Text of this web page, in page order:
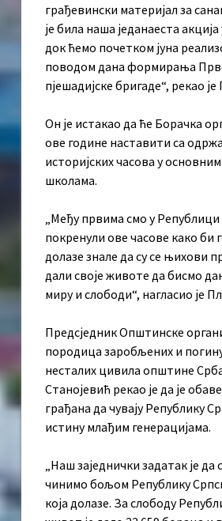
грађевински материјал за
је била наша једанаеста
док ћемо почетком јуна
поводом дана формирања
пјешадијске бригаде“, рекао
Он је истакао да ће Борачка
ове године наставити са
историјских часова у
школама.
„Међу првима смо у Републици
покренули ове часове како би
долазе знале да су се њихови
дали своје животе да бисмо
миру и слободи“, нагласио је
Предсједник Општинске
породица заробљених и
несталих цивила општине
Станојевић рекао је да је
грађана да чувају Републику
истину млађим генерацијама.
„Наш заједнички задатак је да
чинимо бољом Републику
која долазе. За слободу